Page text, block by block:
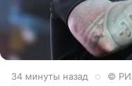
35 минут назад ©